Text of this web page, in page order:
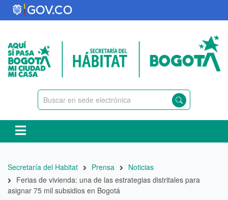
Pasar
al
principal
Ruta
de
navegación
Secretaría del Habitat Prensa
Noticias
Ferias de vivienda: una de las estrategias distritales para
asignar 75 mil subsidios en Bogotá